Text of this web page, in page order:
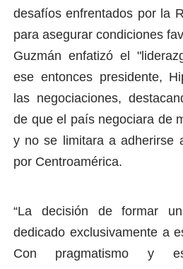
desafíos enfrentados por la
para asegurar condiciones
Guzmán enfatizó el
ese entonces presidente,
las negociaciones,
de que el país negociara de
y no se limitara a adherirse
por Centroamérica.
“La decisión de formar
dedicado exclusivamente a
Con pragmatismo y